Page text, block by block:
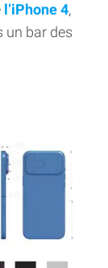
l’iPhone 4,
un bar des